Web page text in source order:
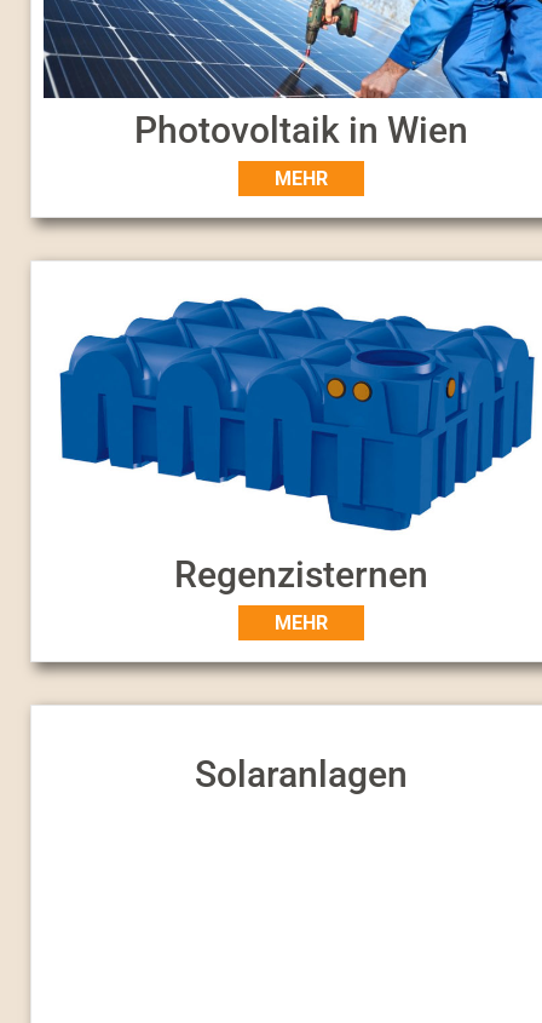
Photovoltaik in Wien
MEHR
Regenzisternen
MEHR
Solaranlagen